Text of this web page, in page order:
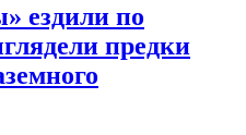
ездили по
предки